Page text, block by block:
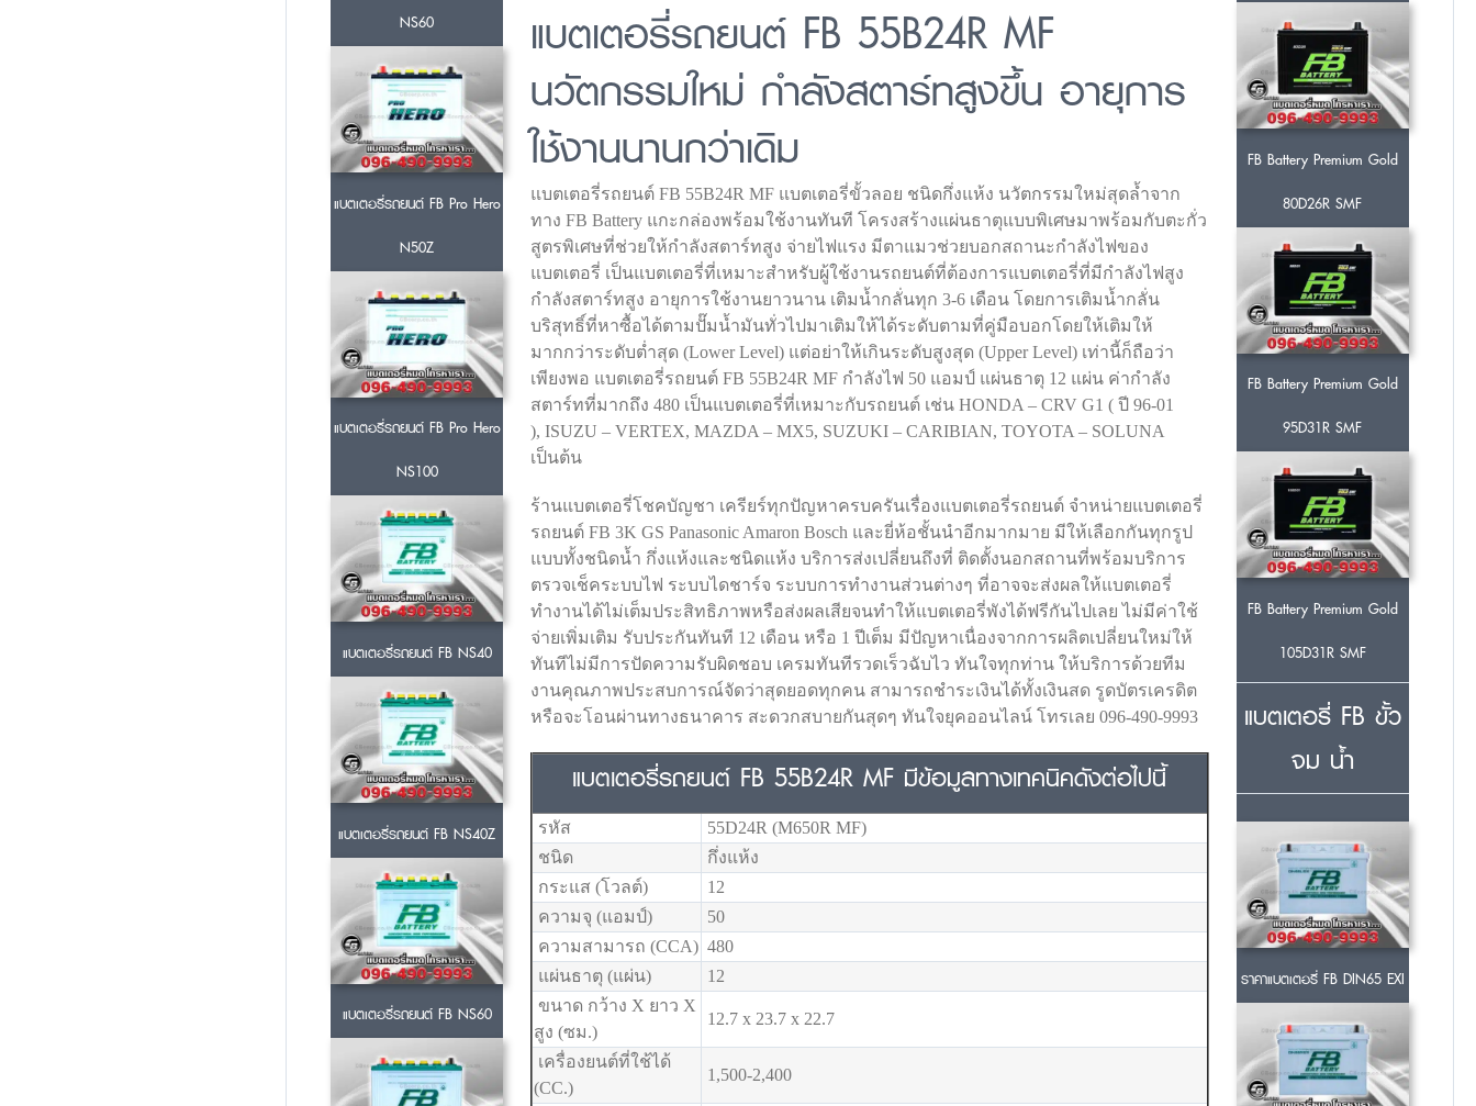
NS60
แบตเตอรี่รถยนต์ FB Pro Hero
N50Z
แบตเตอรี่รถยนต์ FB Pro Hero
NS100
แบตเตอรี่รถยนต์ FB NS40
แบตเตอรี่รถยนต์ FB NS40Z
แบตเตอรี่รถยนต์ FB NS60
แบตเตอรี่รถยนต์ FB 55B24R MF
นวัตกรรมใหม่ กำลังสตาร์ทสูงขึ้น อายุการ
ใช้งานนานกว่าเดิม
แบตเตอรี่รถยนต์ FB 55B24R MF แบตเตอรี่ขั้วลอย ชนิดกึ่งแห้ง นวัตกรรมใหม่สุดล้ำจาก
ทาง FB Battery แกะกล่องพร้อมใช้งานทันที โครงสร้างแผ่นธาตุแบบพิเศษมาพร้อมกับตะกั่ว
สูตรพิเศษที่ช่วยให้กำลังสตาร์ทสูง จ่ายไฟแรง มีตาแมวช่วยบอกสถานะกำลังไฟของ
แบตเตอรี่ เป็นแบตเตอรี่ที่เหมาะสำหรับผู้ใช้งานรถยนต์ที่ต้องการแบตเตอรี่ที่มีกำลังไฟสูง
กำลังสตาร์ทสูง อายุการใช้งานยาวนาน เติมน้ำกลั่นทุก 3-6 เดือน โดยการเติมน้ำกลั่น
บริสุทธิ์ที่หาซื้อได้ตามปั๊มน้ำมันทั่วไปมาเติมให้ได้ระดับตามที่คู่มือบอกโดยให้เติมให้
มากกว่าระดับต่ำสุด (Lower Level) แต่อย่าให้เกินระดับสูงสุด (Upper Level) เท่านี้ก็ถือว่า
เพียงพอ แบตเตอรี่รถยนต์ FB 55B24R MF กำลังไฟ 50 แอมป์ แผ่นธาตุ 12 แผ่น ค่ากำลัง
สตาร์ทที่มากถึง 480 เป็นแบตเตอรี่ที่เหมาะกับรถยนต์ เช่น HONDA – CRV G1 ( ปี 96-01
), ISUZU – VERTEX, MAZDA – MX5, SUZUKI – CARIBIAN, TOYOTA – SOLUNA
เป็นต้น
ร้านแบตเตอรี่โชคบัญชา เครียร์ทุกปัญหาครบครันเรื่องแบตเตอรี่รถยนต์ จำหน่ายแบตเตอรี่
รถยนต์ FB 3K GS Panasonic Amaron Bosch และยี่ห้อชั้นนำอีกมากมาย มีให้เลือกกันทุกรูป
แบบทั้งชนิดน้ำ กึ่งแห้งและชนิดแห้ง บริการส่งเปลี่ยนถึงที่ ติดตั้งนอกสถานที่พร้อมบริการ
ตรวจเช็คระบบไฟ ระบบไดชาร์จ ระบบการทำงานส่วนต่างๆ ที่อาจจะส่งผลให้แบตเตอรี่
ทำงานได้ไม่เต็มประสิทธิภาพหรือส่งผลเสียจนทำให้แบตเตอรี่พังได้ฟรีกันไปเลย ไม่มีค่าใช้
จ่ายเพิ่มเติม รับประกันทันที 12 เดือน หรือ 1 ปีเต็ม มีปัญหาเนื่องจากการผลิตเปลี่ยนใหม่ให้
ทันทีไม่มีการปัดความรับผิดชอบ เครมทันทีรวดเร็วฉับไว ทันใจทุกท่าน ให้บริการด้วยทีม
งานคุณภาพประสบการณ์จัดว่าสุดยอดทุกคน สามารถชำระเงินได้ทั้งเงินสด รูดบัตรเครดิต
หรือจะโอนผ่านทางธนาคาร สะดวกสบายกันสุดๆ ทันใจยุคออนไลน์ โทรเลย 096-490-9993
แบตเตอรี่รถยนต์ FB 55B24R MF มีข้อมูลทางเทคนิคดังต่อไปนี้
รหัส
55D24R (M650R MF)
ชนิด
กึ่งแห้ง
กระแส (โวลต์)
12
ความจุ (แอมป์)
50
ความสามารถ (CCA) 480
แผ่นธาตุ (แผ่น)
12
ขนาด กว้าง X ยาว X
สูง (ซม.)
12.7 x 23.7 x 22.7
เครื่องยนต์ที่ใช้ได้
(CC.)
1,500-2,400
FB Battery Premium Gold
80D26R SMF
FB Battery Premium Gold
95D31R SMF
FB Battery Premium Gold
105D31R SMF
แบตเตอรี่ FB ขั้ว
จม น้ำ
ราคาแบตเตอรี่ FB DIN65 EXI